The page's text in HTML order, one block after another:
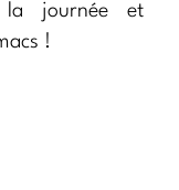
la journée et
!